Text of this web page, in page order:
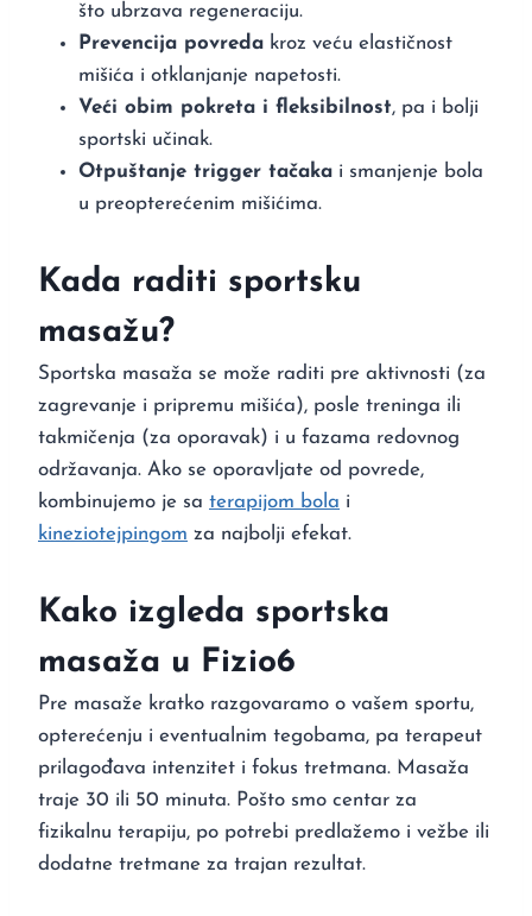
što ubrzava regeneraciju.
Prevencija povreda kroz veću elastičnost
mišića i otklanjanje napetosti.
Veći obim pokreta i fleksibilnost, pa i bolji
sportski učinak.
Otpuštanje trigger tačaka i smanjenje bola
u preopterećenim mišićima.
Kada raditi sportsku
masažu?
Sportska masaža se može raditi pre aktivnosti (za
zagrevanje i pripremu mišića), posle treninga ili
takmičenja (za oporavak) i u fazama redovnog
održavanja. Ako se oporavljate od povrede,
kombinujemo je sa terapijom bola i
kineziotejpingom za najbolji efekat.
Kako izgleda sportska
masaža u Fizio6
Pre masaže kratko razgovaramo o vašem sportu,
opterećenju i eventualnim tegobama, pa terapeut
prilagođava intenzitet i fokus tretmana. Masaža
traje 30 ili 50 minuta. Pošto smo centar za
fizikalnu terapiju, po potrebi predlažemo i vežbe ili
dodatne tretmane za trajan rezultat.